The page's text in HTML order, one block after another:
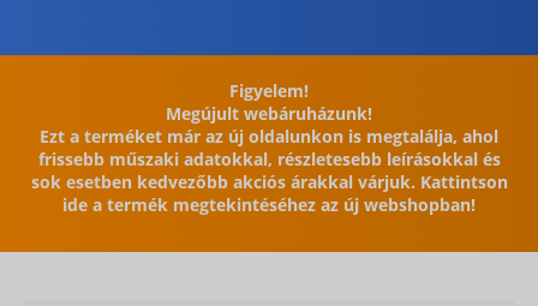
Figyelem!
Megújult webáruházunk!
Ezt a terméket már az új oldalunkon is megtalálja, ahol
frissebb műszaki adatokkal, részletesebb leírásokkal és
sok esetben kedvezőbb akciós árakkal várjuk. Kattintson
ide a termék megtekintéséhez az új webshopban!